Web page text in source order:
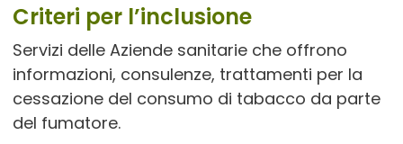
Criteri per l’inclusione
Servizi delle Aziende sanitarie che offrono
informazioni, consulenze, trattamenti per la
cessazione del consumo di tabacco da parte
del fumatore.